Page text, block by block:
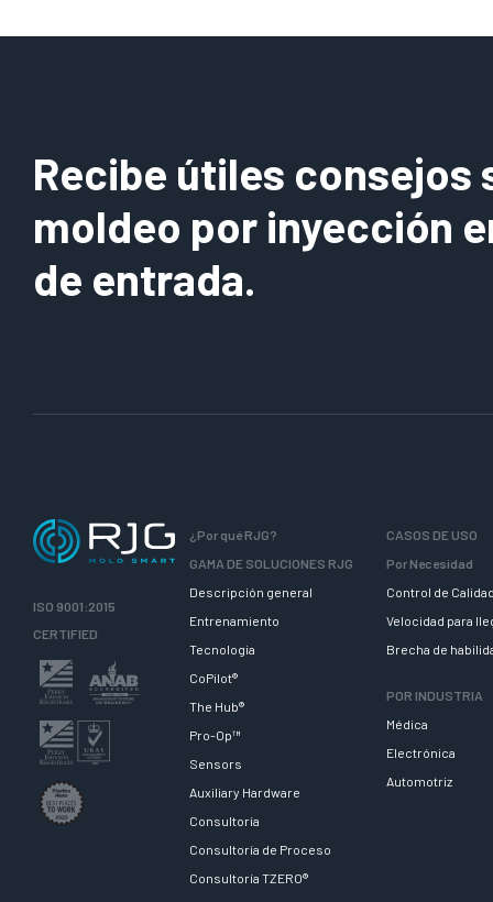
Recibe útiles consejos
moldeo por inyección
de entrada.
ISO 9001:2015
CERTIFIED
¿Por qué RJG?
GAMA DE SOLUCIONES RJG
Descripción general
Entrenamiento
Tecnologia
CoPilot®
The Hub®
Pro-Op™
Sensors
Auxiliary Hardware
Consultoría
Consultoría de Proceso
Consultoría TZERO®
CASOS DE USO
Por Necesidad
Control de Calidad
Velocidad para
Brecha de
POR INDUSTRIA
Médica
Electrónica
Automotriz